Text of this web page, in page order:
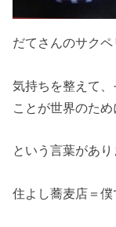
だてさんのサクペ
気持ちを整えて
ことが世界のため
という言葉があり
住よし蕎麦店＝僕